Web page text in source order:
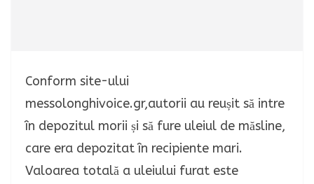
Conform site-ului
messolonghivoice.gr,autorii au reușit să intre
în depozitul morii și să fure uleiul de măsline,
care era depozitat în recipiente mari.
Valoarea totală a uleiului furat este